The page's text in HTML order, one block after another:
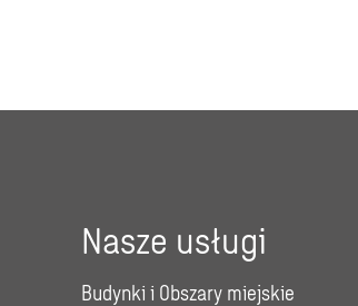
Nasze usługi
Budynki i Obszary miejskie